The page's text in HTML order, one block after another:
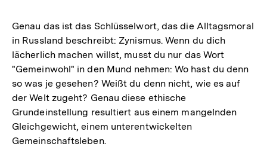
Genau das ist das Schlüsselwort, das die Alltagsmoral
in Russland beschreibt: Zynismus. Wenn du dich
lächerlich machen willst, musst du nur das Wort
"Gemeinwohl" in den Mund nehmen: Wo hast du denn
so was je gesehen? Weißt du denn nicht, wie es auf
der Welt zugeht? Genau diese ethische
Grundeinstellung resultiert aus einem mangelnden
Gleichgewicht, einem unterentwickelten
Gemeinschaftsleben.